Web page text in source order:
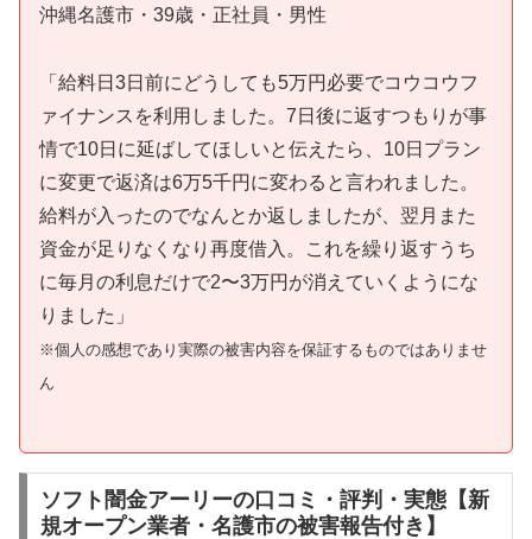
沖縄名護市・39歳・正社員・男性
「給料日3日前にどうしても5万円必要でコウコウフ
ァイナンスを利用しました。7日後に返すつもりが事
情で10日に延ばしてほしいと伝えたら、10日プラン
に変更で返済は6万5千円に変わると言われました。
給料が入ったのでなんとか返しましたが、翌月また
資金が足りなくなり再度借入。これを繰り返すうち
に毎月の利息だけで2〜3万円が消えていくようにな
りました」
※個人の感想であり実際の被害内容を保証するものではありませ
ん
ソフト闇金アーリーの口コミ・評判・実態【新
規オープン業者・名護市の被害報告付き】